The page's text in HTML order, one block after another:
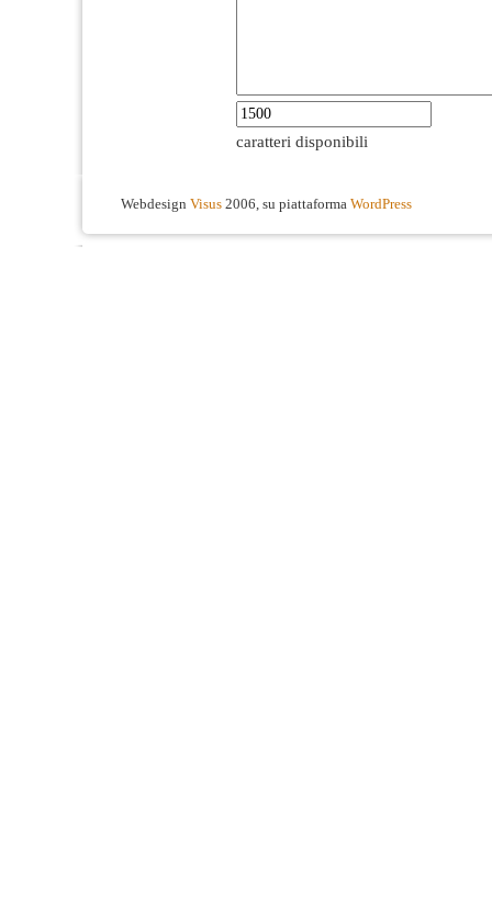
caratteri disponibili
Webdesign Visus 2006, su piattaforma WordPress